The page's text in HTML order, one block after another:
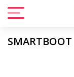
SMARTBOOT